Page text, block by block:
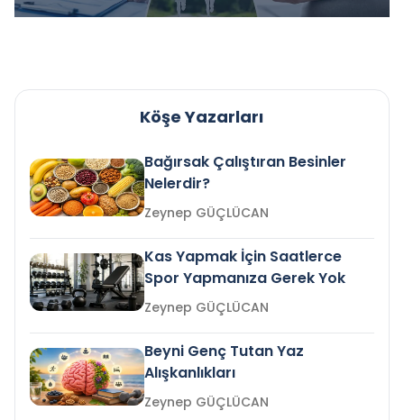
Köşe Yazarları
Bağırsak Çalıştıran Besinler
Nelerdir?
Zeynep GÜÇLÜCAN
Kas Yapmak İçin Saatlerce
Spor Yapmanıza Gerek Yok
Zeynep GÜÇLÜCAN
Beyni Genç Tutan Yaz
Alışkanlıkları
Zeynep GÜÇLÜCAN